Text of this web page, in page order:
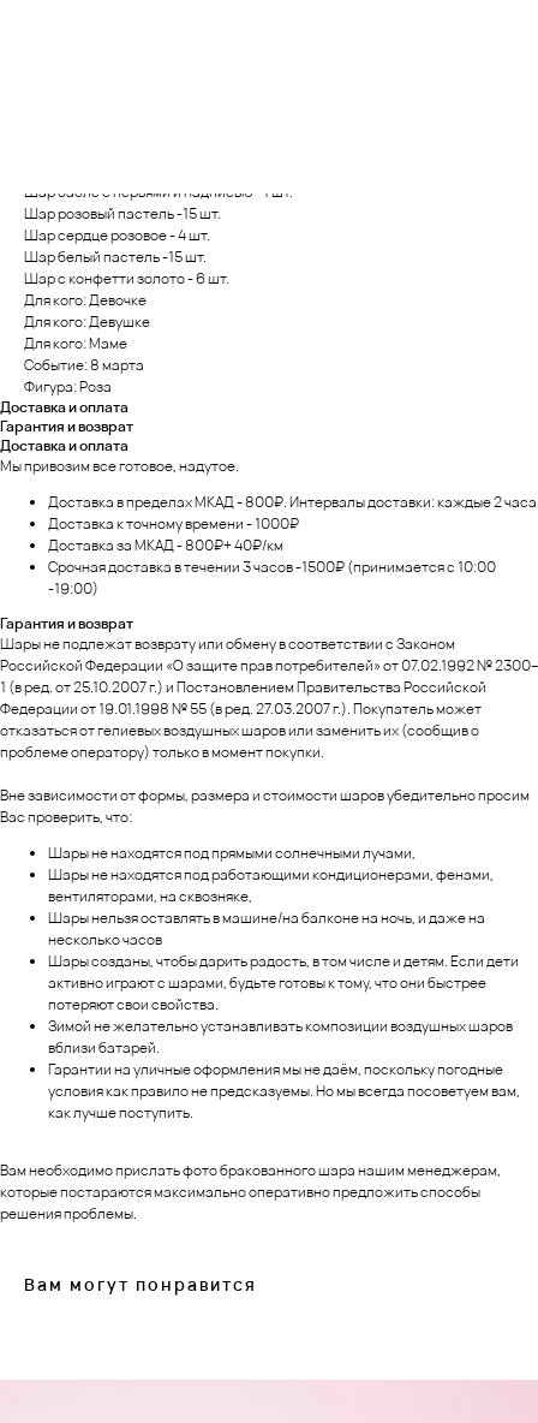
Шар баблс с перьями и надписью - 1 шт.
Шар розовый пастель -15 шт.
Шар сердце розовое - 4 шт.
Шар белый пастель -15 шт.
Шар с конфетти золото - 6 шт.
Для кого: Девочке
Для кого: Девушке
Для кого: Маме
Событие: 8 марта
Фигура: Роза
Доставка и оплата
Гарантия и возврат
Доставка и оплата
Мы привозим все готовое, надутое.
Доставка в пределах МКАД - 800₽. Интервалы доставки: каждые 2 часа
Доставка к точному времени - 1000₽
Доставка за МКАД - 800₽+ 40₽/км
Срочная доставка в течении 3 часов -1500₽ (принимается с 10:00
-19:00)
Гарантия и возврат
Шары не подлежат возврату или обмену в соответствии с Законом
Российской Федерации «О защите прав потребителей» от 07.02.1992 № 2300–
1 (в ред. от 25.10.2007 г.) и Постановлением Правительства Российской
Федерации от 19.01.1998 № 55 (в ред. 27.03.2007 г.). Покупатель может
отказаться от гелиевых воздушных шаров или заменить их (сообщив о
проблеме оператору) только в момент покупки.
Вне зависимости от формы, размера и стоимости шаров убедительно просим
Вас проверить, что:
Шары не находятся под прямыми солнечными лучами,
Шары не находятся под работающими кондиционерами, фенами,
вентиляторами, на сквозняке,
Шары нельзя оставлять в машине/на балконе на ночь, и даже на
несколько часов
Шары созданы, чтобы дарить радость, в том числе и детям. Если дети
активно играют с шарами, будьте готовы к тому, что они быстрее
потеряют свои свойства.
Зимой не желательно устанавливать композиции воздушных шаров
вблизи батарей.
Гарантии на уличные оформления мы не даём, поскольку погодные
условия как правило не предсказуемы. Но мы всегда посоветуем вам,
как лучше поступить.
Вам необходимо прислать фото бракованного шара нашим менеджерам,
которые постараются максимально оперативно предложить способы
решения проблемы.
Вам могут понравится